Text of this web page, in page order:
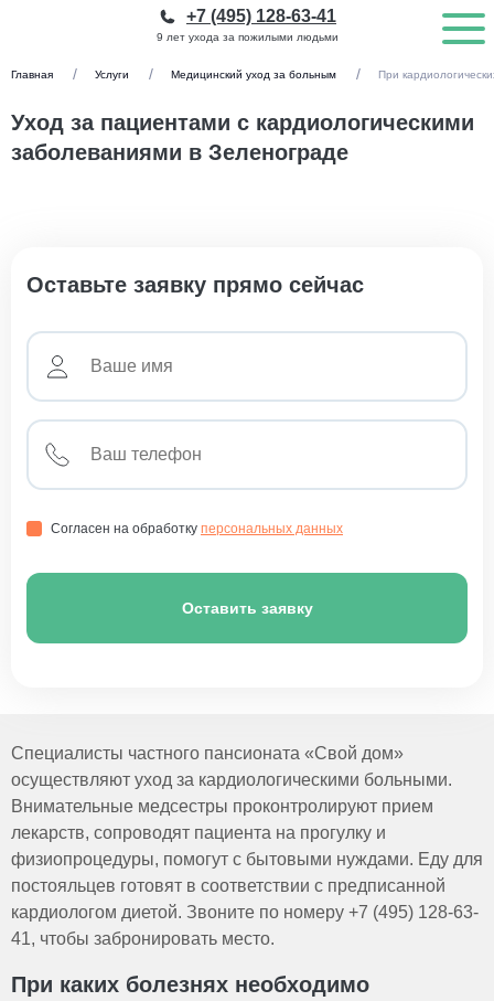
9 лет ухода за пожилыми людьми
+7 (495) 128-63-41
Главная Услуги Медицинский уход за больным При
Уход за пациентами с кардиологическими
заболеваниями в Зеленограде
Оставьте заявку прямо сейчас
Согласен на обработку персональных данных
Оставить заявку
Специалисты частного пансионата «Свой дом»
осуществляют уход за кардиологическими больными.
Внимательные медсестры проконтролируют прием
лекарств, сопроводят пациента на прогулку и
физиопроцедуры, помогут с бытовыми нуждами. Еду для
постояльцев готовят в соответствии с предписанной
кардиологом диетой. Звоните по номеру +7 (495) 128-63-
41, чтобы забронировать место.
При каких болезнях необходимо